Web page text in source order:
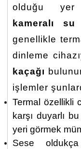
olduğu yer
kameralı
genellikle
dinleme
kaçağı
işlemler
Termal özellikli
karşı duyarlı
yeri görmek
Sese